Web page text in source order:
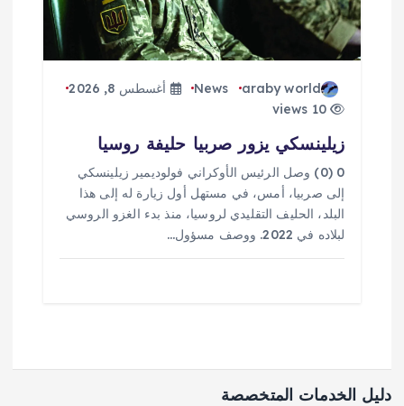
araby world
News
أغسطس 8, 2026
10 views
زيلينسكي يزور صربيا حليفة روسيا
0 (0) وصل الرئيس الأوكراني فولوديمير زيلينسكي
إلى صربيا، أمس، في مستهل أول زيارة له إلى هذا
البلد، الحليف التقليدي لروسيا، منذ بدء الغزو الروسي
لبلاده في 2022. ووصف مسؤول…
دليل الخدمات المتخصصة